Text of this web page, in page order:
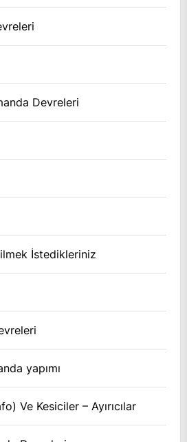
Devreleri
İstedikleriniz
yapımı
Ve Kesiciler – Ayırıcılar